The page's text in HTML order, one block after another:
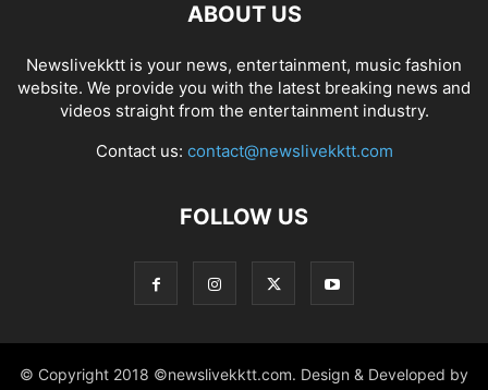
ABOUT US
Newslivekktt is your news, entertainment, music fashion
website. We provide you with the latest breaking news and
videos straight from the entertainment industry.
Contact us: contact@newslivekktt.com
FOLLOW US
© Copyright 2018 ©newslivekktt.com. Design & Developed by